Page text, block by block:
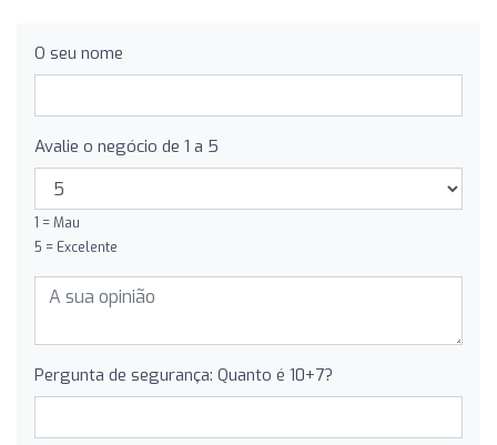
O seu nome
Avalie o negócio de 1 a 5
1 = Mau
5 = Excelente
Pergunta de segurança: Quanto é 10+7?